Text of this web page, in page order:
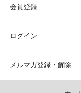
会員登録
ログイン
メルマガ登録・解除